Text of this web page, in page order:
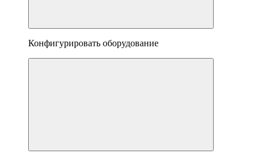
Конфигурировать оборудование